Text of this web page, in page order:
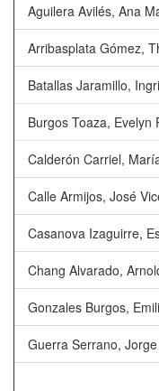
Aguilera Avilés, Ana
Arribasplata Gómez,
Batallas Jaramillo,
Burgos Toaza, Evelyn
Calderón Carriel,
Calle Armijos, José
Casanova Izaguirre,
Chang Alvarado,
Gonzales Burgos,
Guerra Serrano,